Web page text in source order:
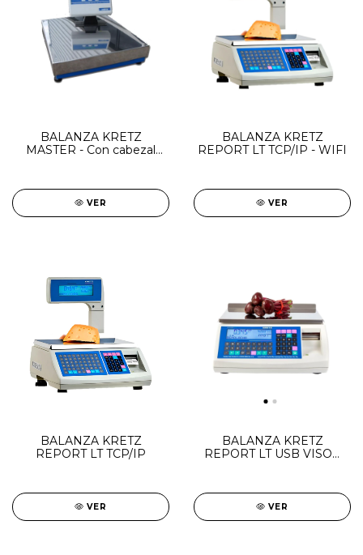
BALANZA KRETZ
MASTER - Con cabezal
VER
BALANZA KRETZ
REPORT LT TCP/IP - WIFI
VER
BALANZA KRETZ
REPORT LT TCP/IP
VER
BALANZA KRETZ
REPORT LT USB VISOR
VER